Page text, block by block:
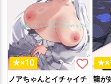
★×10 favorite_border
ノアちゃんとイチャイチ
龍が